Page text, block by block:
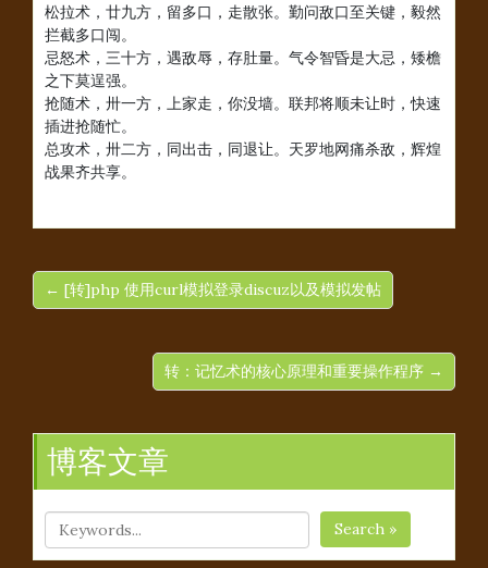
松拉术，廿九方，留多口，走散张。勤问敌口至关键，毅然
拦截多口闯。
忌怒术，三十方，遇敌辱，存肚量。气令智昏是大忌，矮檐
之下莫逞强。
抢随术，卅一方，上家走，你没墙。联邦将顺未让时，快速
插进抢随忙。
总攻术，卅二方，同出击，同退让。天罗地网痛杀敌，辉煌
战果齐共享。
← [转]php 使用curl模拟登录discuz以及模拟发帖
转：记忆术的核心原理和重要操作程序 →
博客文章
Search »